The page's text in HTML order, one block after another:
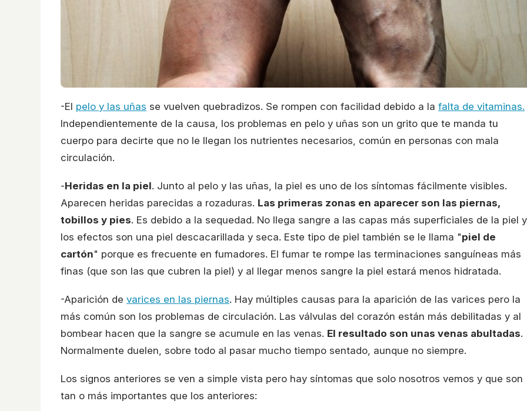
-El pelo y las uñas se vuelven quebradizos. Se rompen con facilidad debido a la falta de vitaminas.
Independientemente de la causa, los problemas en pelo y uñas son un grito que te manda tu
cuerpo para decirte que no le llegan los nutrientes necesarios, común en personas con mala
circulación.
-Heridas en la piel. Junto al pelo y las uñas, la piel es uno de los síntomas fácilmente visibles.
Aparecen heridas parecidas a rozaduras. Las primeras zonas en aparecer son las piernas,
tobillos y pies. Es debido a la sequedad. No llega sangre a las capas más superficiales de la piel y
los efectos son una piel descacarillada y seca. Este tipo de piel también se le llama "piel de
cartón" porque es frecuente en fumadores. El fumar te rompe las terminaciones sanguíneas más
finas (que son las que cubren la piel) y al llegar menos sangre la piel estará menos hidratada.
-Aparición de varices en las piernas. Hay múltiples causas para la aparición de las varices pero la
más común son los problemas de circulación. Las válvulas del corazón están más debilitadas y al
bombear hacen que la sangre se acumule en las venas. El resultado son unas venas abultadas.
Normalmente duelen, sobre todo al pasar mucho tiempo sentado, aunque no siempre.
Los signos anteriores se ven a simple vista pero hay síntomas que solo nosotros vemos y que son
tan o más importantes que los anteriores: